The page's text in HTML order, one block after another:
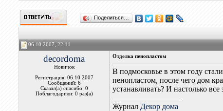
Поделиться…
06.10.2007, 22:11
decordoma
Новичок
Регистрация: 06.10.2007
Сообщений: 6
Сказал(а) спасибо: 0
Поблагодарили: 0 раз(а)
Отделка пенопластом
В подмосковье в этом году
пенопластом, после чего дом
устанавливать? И настолько все
Журнал Декор дома